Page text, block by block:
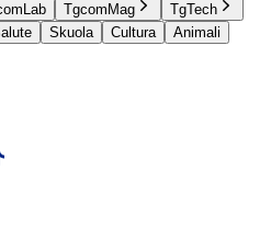
TgcomMag
TgTech
Skuola Cultura
Animali